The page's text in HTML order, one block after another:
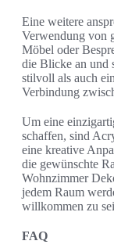
Eine weitere
Verwendung von
Möbel oder
die Blicke an und
stilvoll als auch
Verbindung
Um eine
schaffen, sind
eine kreative
die gewünschte
Wohnzimmer
jedem Raum
willkommen zu
FAQ